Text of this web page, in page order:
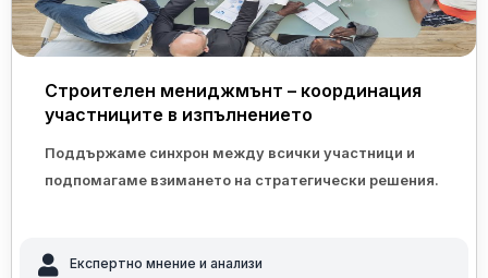
Строителен мениджмънт – координация
участниците в изпълнението
Поддържаме синхрон между всички участници и
подпомагаме взимането на стратегически решения.
Експертно мнение и анализи